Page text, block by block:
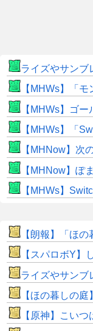
ライズやサンブレイク
【MHWs】「モンハンワイル
【MHWs】ゴールドエデ
【MHWs】「Switch2
【MHNow】次の謎石は追
【MHNow】ぽ
【MHWs】
【朗報】「ほの暮らしの庭」
【スパロボY】しかし
ライズやサンブレイク
【ほの暮しの庭】
【原神】こいつ